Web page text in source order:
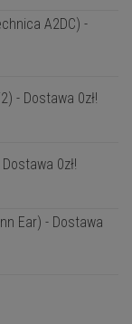
A2DC) -
- Dostawa 0zł!
0zł!
Ear) - Dostawa